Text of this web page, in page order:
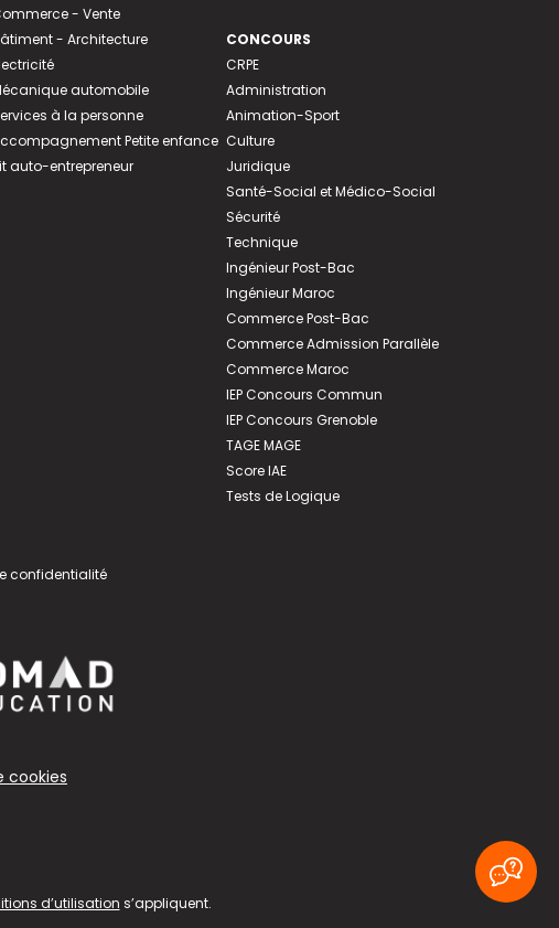
- Vente
- Architecture
automobile
à la personne
Petite enfance
auto-entrepreneur
CONCOURS
CRPE
Administration
Animation-Sport
Culture
Juridique
Santé-Social et Médico-Social
Sécurité
Technique
Ingénieur Post-Bac
Ingénieur Maroc
Commerce Post-Bac
Commerce Admission Parallèle
Commerce Maroc
IEP Concours Commun
IEP Concours Grenoble
TAGE MAGE
Score IAE
Tests de Logique
confidentialité
cookies
d’utilisation s’appliquent.